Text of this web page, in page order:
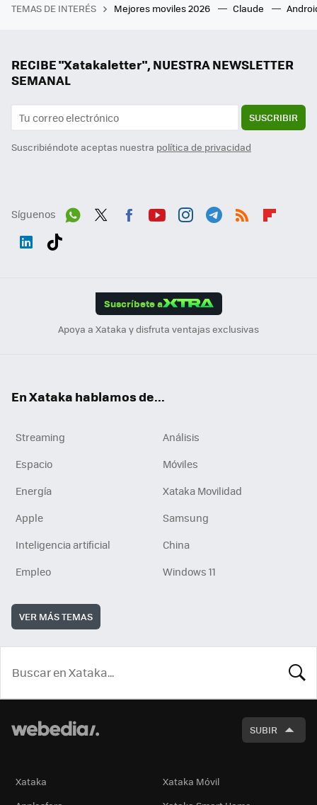
TEMAS DE INTERÉS Mejores moviles 2026 Claude
RECIBE "Xatakaletter", NUESTRA NEWSLETTER
SEMANAL
SUSCRIBIR
Suscribiéndote aceptas nuestra política de privacidad
Síguenos
Suscríbete a
Apoya a Xataka y disfruta ventajas exclusivas
En Xataka hablamos de...
Streaming
Análisis
Espacio
Móviles
Energía
Xataka Movilidad
Apple
Samsung
Inteligencia artificial
China
Empleo
Windows 11
VER MÁS TEMAS
SUBIR
Xataka
Xataka Móvil